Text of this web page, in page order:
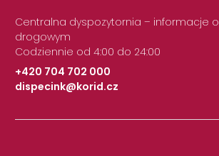
Centralna dyspozytornia – informacje
drogowym
Codziennie od 4:00 do 24:00
+420 704 702 000
|
dispecink@korid.cz